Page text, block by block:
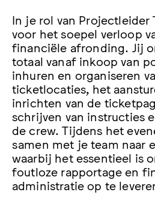
In je rol van
voor het soepel verloop
financiële afronding. Jij
totaal vanaf inkoop van
inhuren en organiseren
ticketlocaties, het
inrichten van de
schrijven van instructies
de crew. Tijdens het
samen met je team naar
waarbij het essentieel is
foutloze rapportage en
administratie op te